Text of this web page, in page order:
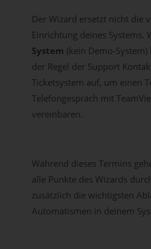
Der Wizard ersetzt nicht die
Einrichtung deines Systems.
System (kein Demo-
der Regel der Support
Ticketsystem auf, um einen
Telefongespräch mit
vereinbaren.
Während dieses Termins
alle Punkte des Wizards
zusätzlich die wichtigsten
Automatismen in deinem